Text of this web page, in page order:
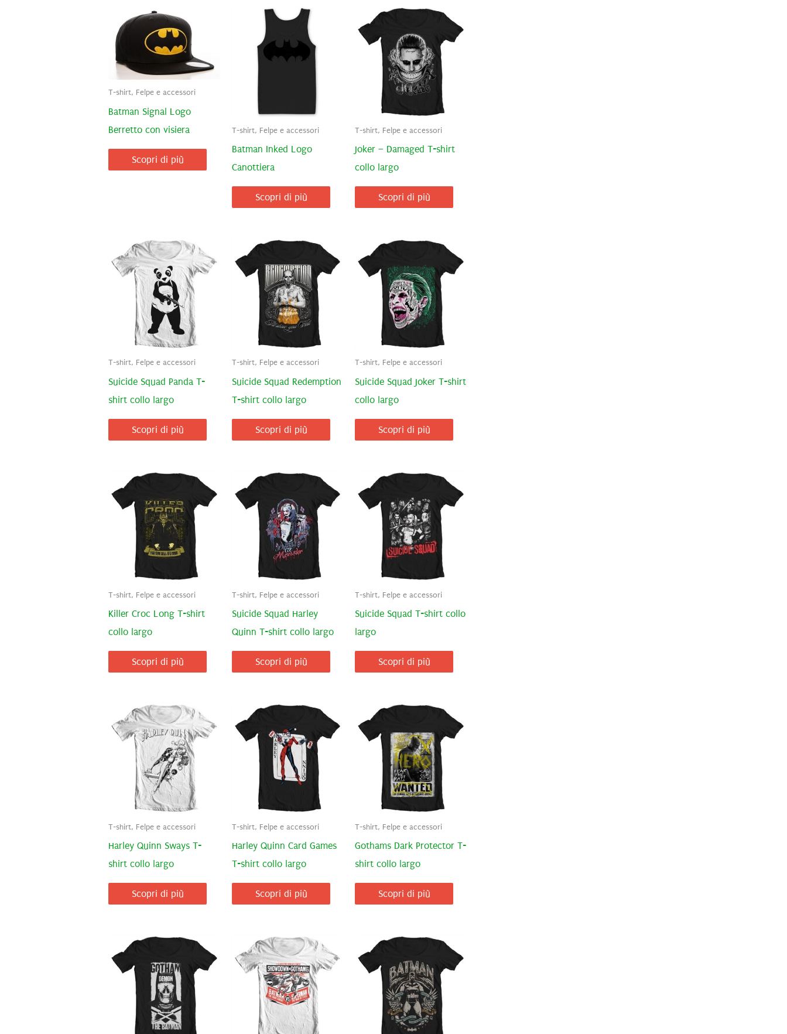
T-shirt, Felpe e accessori
Batman Signal Logo
Berretto con visiera
Scopri di più
T-shirt, Felpe e accessori
Batman Inked Logo
Canottiera
Scopri di più
T-shirt, Felpe e accessori
Joker – Damaged T-shirt
collo largo
Scopri di più
T-shirt, Felpe e accessori
Suicide Squad Panda T-
shirt collo largo
Scopri di più
T-shirt, Felpe e accessori
Suicide Squad Redemption
T-shirt collo largo
Scopri di più
T-shirt, Felpe e accessori
Suicide Squad Joker T-shirt
collo largo
Scopri di più
T-shirt, Felpe e accessori
Killer Croc Long T-shirt
collo largo
Scopri di più
T-shirt, Felpe e accessori
Suicide Squad Harley
Quinn T-shirt collo largo
Scopri di più
T-shirt, Felpe e accessori
Suicide Squad T-shirt collo
largo
Scopri di più
T-shirt, Felpe e accessori
Harley Quinn Sways T-
shirt collo largo
Scopri di più
T-shirt, Felpe e accessori
Harley Quinn Card Games
T-shirt collo largo
Scopri di più
T-shirt, Felpe e accessori
Gothams Dark Protector T-
shirt collo largo
Scopri di più